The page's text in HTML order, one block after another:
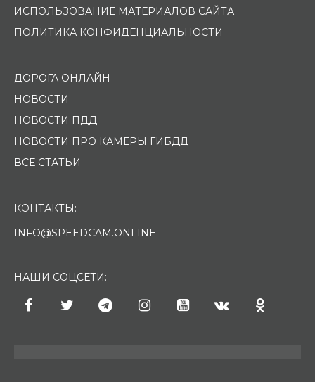
ИСПОЛЬЗОВАНИЕ МАТЕРИАЛОВ САЙТА
ПОЛИТИКА КОНФИДЕНЦИАЛЬНОСТИ
ДОРОГА ОНЛАЙН
НОВОСТИ
НОВОСТИ ПДД
НОВОСТИ ПРО КАМЕРЫ ГИБДД
ВСЕ СТАТЬИ
КОНТАКТЫ:
INFO@SPEEDCAM.ONLINE
НАШИ СОЦСЕТИ: